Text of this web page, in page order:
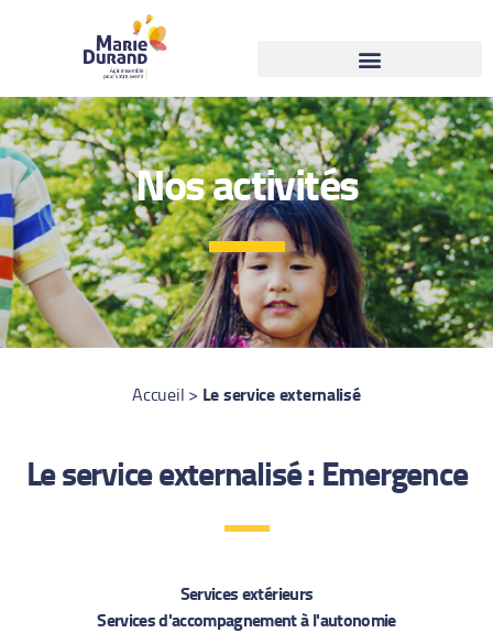
Nos activités
Accueil > Le service externalisé
Le service externalisé : Emergence
Services extérieurs
Services d'accompagnement à l'autonomie